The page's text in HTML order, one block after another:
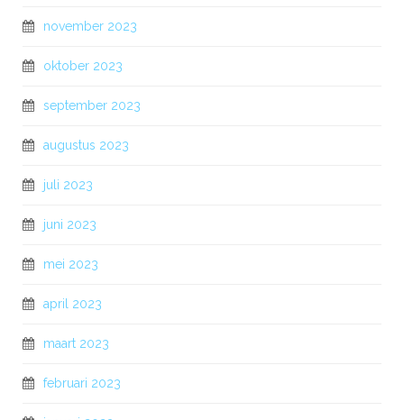
november 2023
oktober 2023
september 2023
augustus 2023
juli 2023
juni 2023
mei 2023
april 2023
maart 2023
februari 2023